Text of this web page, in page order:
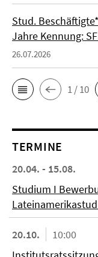
Stud.
Jahre Kennung:
26.07.2026
1 / 10
TERMINE
20.04. - 15.08.
Studium I
20.10.
10:00